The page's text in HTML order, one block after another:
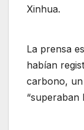
Xinhua.
La prensa
habían
carbono,
“superaban